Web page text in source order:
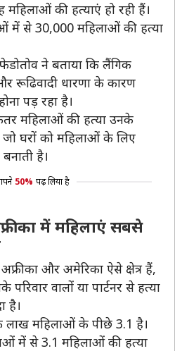
की हत्याएं हो रही हैं।
में से 30,000 महिलाओं की हत्या
ने बताया कि लैंगिक
रूढिवादी धारणा के कारण
पड़ रहा है।
महिलाओं की हत्या उनके
घरों को महिलाओं के लिए
है।
50% पढ़ लिया है
में महिलाएं सबसे
और अमेरिका ऐसे क्षेत्र हैं,
वालों या पार्टनर से हत्या
है।
लाख महिलाओं के पीछे 3.1 है।
में से 3.1 महिलाओं की हत्या